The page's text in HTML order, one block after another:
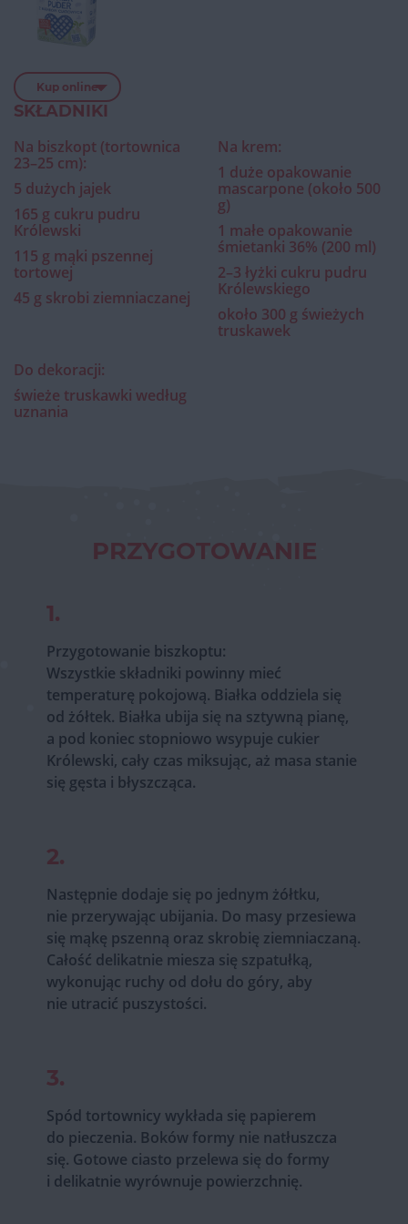
Kup online
SKŁADNIKI
Na biszkopt (tortownica
23–25 cm):
5 dużych jajek
165 g cukru pudru
Królewski
115 g mąki pszennej
tortowej
45 g skrobi ziemniaczanej
Na krem:
1 duże opakowanie
mascarpone (około 500
g)
1 małe opakowanie
śmietanki 36% (200 ml)
2–3 łyżki cukru pudru
Królewskiego
około 300 g świeżych
truskawek
Do dekoracji:
świeże truskawki według
uznania
PRZYGOTOWANIE
1.
Przygotowanie biszkoptu:
Wszystkie składniki powinny mieć
temperaturę pokojową. Białka oddziela się
od żółtek. Białka ubija się na sztywną pianę,
a pod koniec stopniowo wsypuje cukier
Królewski, cały czas miksując, aż masa stanie
się gęsta i błyszcząca.
2.
Następnie dodaje się po jednym żółtku,
nie przerywając ubijania. Do masy przesiewa
się mąkę pszenną oraz skrobię ziemniaczaną.
Całość delikatnie miesza się szpatułką,
wykonując ruchy od dołu do góry, aby
nie utracić puszystości.
3.
Spód tortownicy wykłada się papierem
do pieczenia. Boków formy nie natłuszcza
się. Gotowe ciasto przelewa się do formy
i delikatnie wyrównuje powierzchnię.